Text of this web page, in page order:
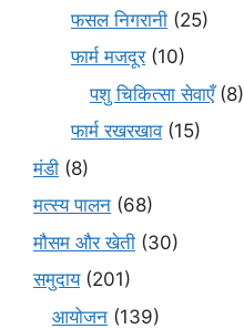
फसल निगरानी (25)
फार्म मजदूर(10)
पशु चिकित्सा सेवाएँ(8)
फार्म रखरखाव(15)
मंडी (8)
मत्स्य पालन (68)
मौसम और खेती (30)
समुदाय(201)
आयोजन (139)